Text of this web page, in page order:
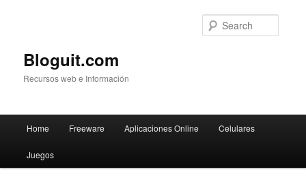
Bloguit.com
Recursos web e Información
Skip
to
Home Freeware Aplicaciones Online Celulares
Juegos